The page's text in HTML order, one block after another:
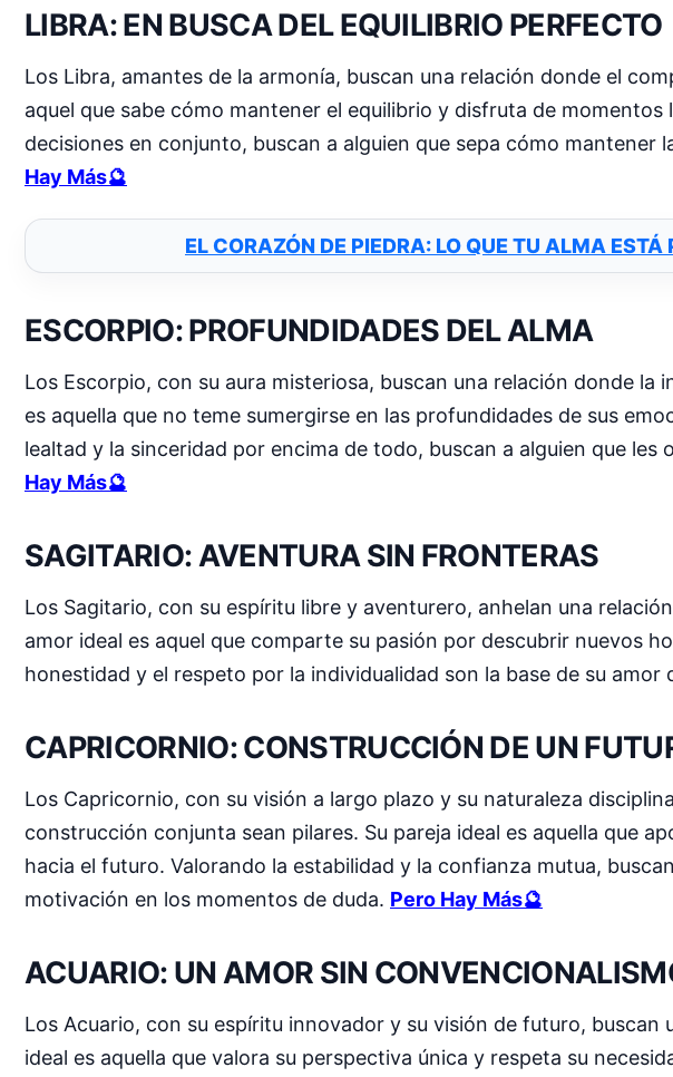
LIBRA: EN BUSCA DEL EQUILIBRIO PERFECTO
Los Libra, amantes de la armonía, buscan una relación donde el
aquel que sabe cómo mantener el equilibrio y disfruta de
decisiones en conjunto, buscan a alguien que sepa cómo
Hay Más🔮
EL CORAZÓN DE PIEDRA: LO QUE TU ALMA ESTÁ
ESCORPIO: PROFUNDIDADES DEL ALMA
Los Escorpio, con su aura misteriosa, buscan una relación donde la
es aquella que no teme sumergirse en las profundidades de sus
lealtad y la sinceridad por encima de todo, buscan a alguien que
Hay Más🔮
SAGITARIO: AVENTURA SIN FRONTERAS
Los Sagitario, con su espíritu libre y aventurero, anhelan una
amor ideal es aquel que comparte su pasión por descubrir nuevos
honestidad y el respeto por la individualidad son la base de su amor
CAPRICORNIO: CONSTRUCCIÓN DE UN
Los Capricornio, con su visión a largo plazo y su naturaleza
construcción conjunta sean pilares. Su pareja ideal es aquella que
hacia el futuro. Valorando la estabilidad y la confianza mutua,
motivación en los momentos de duda. Pero Hay Más🔮
ACUARIO: UN AMOR SIN
Los Acuario, con su espíritu innovador y su visión de futuro,
ideal es aquella que valora su perspectiva única y respeta su